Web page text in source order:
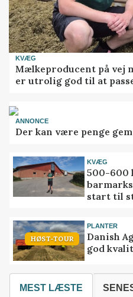
KVÆG
Mælkeproducent på vej
er utrolig god til at
ANNONCE
Der kan være penge
KVÆG
500-600
start til
HØST-TOUR
PLANTER
Danish
god
MEST LÆSTE